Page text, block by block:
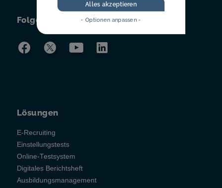
Folgen Sie uns!
Lösungen
E-Recruiting
Einstellungstests
Online-Testsystem
Digitales Berichtsheft
Ausbildungsmanagement
Alles akzeptieren
- Optionen anpassen -